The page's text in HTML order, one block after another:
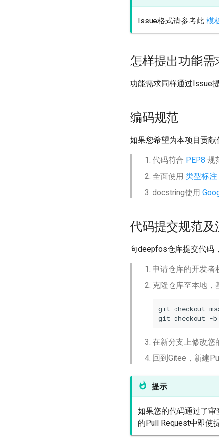
Issue格式请参考此 模
怎样提出功能需
功能需求同样通过Issue
编码规范
如果您希望为本项目贡
代码符合 PEP8 规
全面使用 类型标注
docstring使用
代码提交规范及
向deepfos仓库提交代码
申请仓库的开发者
克隆仓库至本地，
git checkout
git checkout -b
在新分支上修改您
回到Gitee，新建
提示
如果您的代码通过了
的Pull Request中即使